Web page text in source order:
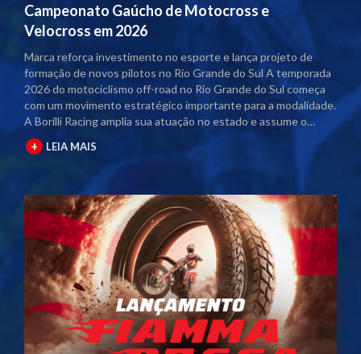
Campeonato Gaúcho de Motocross e
Velocross em 2026
Marca reforça investimento no esporte e lança projeto de
formação de novos pilotos no Rio Grande do Sul A temporada
2026 do motociclismo off-road no Rio Grande do Sul começa
com um movimento estratégico importante para a modalidade.
A Borilli Racing amplia sua atuação no estado e assume o
naming rights dos principais campeonatos regionais. Com o
acordo firmado junto à Federação Gaúcha de Motociclismo
(FGM), as competições passam a contar com a marca no título
oficial. A partir desta temporada, os eventos serão
denominados Campeonato Gaúcho Borilli Racing de
Motocross e Campeonato Gaúcho Borilli Racing de Velocross.
A parceria fortalece o calendário estadual e eleva o nível das
competições. Além disso, amplia a estrutura dos eventos e
gera mais visibilidade para pilotos, equipes e patrocinadores
envolvidos. Borilli amplia protagonismo no motociclismo
gaúcho A Borilli Racing já possui uma trajetória consolidada
dentro do Campeonato Gaúcho. A marca apoia a modalidade
há cerca de uma década e, em 2026, dá um passo além ao
assumir a posição de patrocinadora máster. O novo momento
+ LEIA MAIS